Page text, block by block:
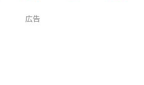
広告